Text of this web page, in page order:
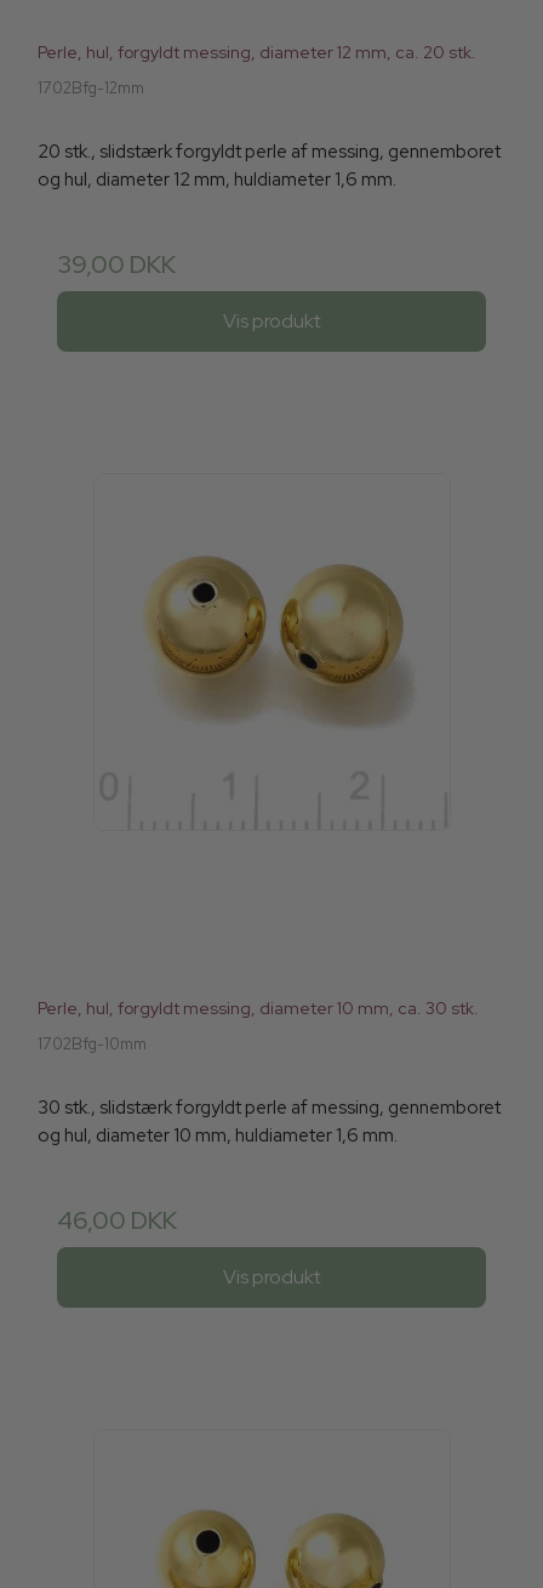
Perle, hul, forgyldt messing, diameter 12 mm, ca. 20 stk.
1702Bfg-12mm
20 stk., slidstærk forgyldt perle af messing, gennemboret
og hul, diameter 12 mm, huldiameter 1,6 mm.
39,00 DKK
Vis produkt
Perle, hul, forgyldt messing, diameter 10 mm, ca. 30 stk.
1702Bfg-10mm
30 stk., slidstærk forgyldt perle af messing, gennemboret
og hul, diameter 10 mm, huldiameter 1,6 mm.
46,00 DKK
Vis produkt